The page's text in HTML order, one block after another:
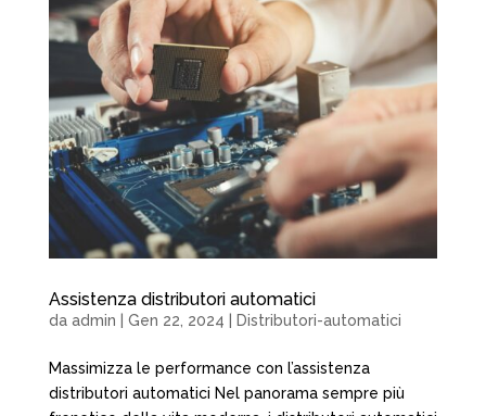
Assistenza distributori automatici
da admin Gen 22, 2024 Distributori-automatici
Massimizza le performance con l’assistenza
distributori automatici Nel panorama sempre più